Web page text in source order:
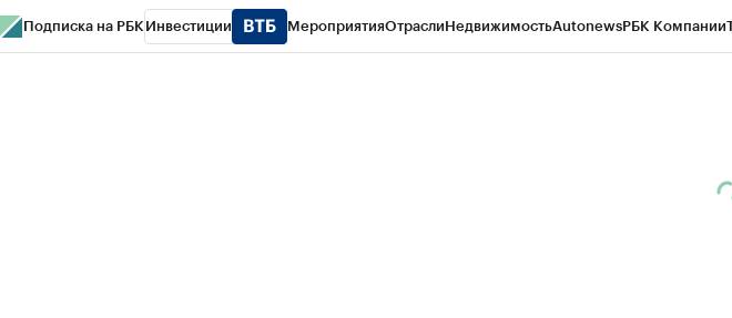
Подписка на РБК Инвестиции МероприятияОтраслиНедвижимостьAutonewsРБК Компании